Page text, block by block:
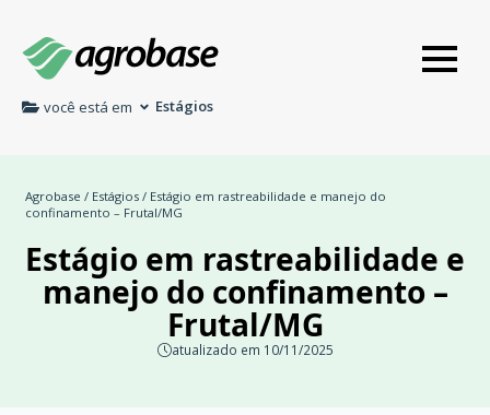
você está em Estágios
Agrobase / Estágios / Estágio em rastreabilidade e manejo do
confinamento – Frutal/MG
Estágio em rastreabilidade e
manejo do confinamento –
Frutal/MG
atualizado em 10/11/2025